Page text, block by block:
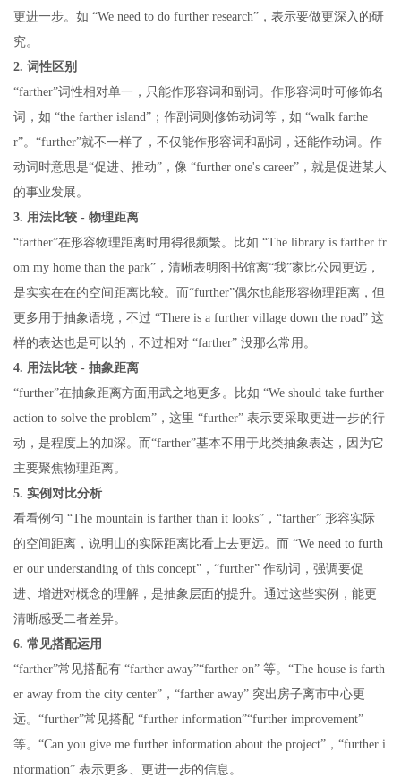
更进一步。如 “We need to do further research”，表示要做更深入的研
究。
2. 词性区别
“farther”词性相对单一，只能作形容词和副词。作形容词时可修饰名
词，如 “the farther island”；作副词则修饰动词等，如 “walk farthe
r”。“further”就不一样了，不仅能作形容词和副词，还能作动词。作
动词时意思是“促进、推动”，像 “further one's career”，就是促进某人
的事业发展。
3. 用法比较 - 物理距离
“farther”在形容物理距离时用得很频繁。比如 “The library is farther fr
om my home than the park”，清晰表明图书馆离“我”家比公园更远，
是实实在在的空间距离比较。而“further”偶尔也能形容物理距离，但
更多用于抽象语境，不过 “There is a further village down the road” 这
样的表达也是可以的，不过相对 “farther” 没那么常用。
4. 用法比较 - 抽象距离
“further”在抽象距离方面用武之地更多。比如 “We should take further
action to solve the problem”，这里 “further” 表示要采取更进一步的行
动，是程度上的加深。而“farther”基本不用于此类抽象表达，因为它
主要聚焦物理距离。
5. 实例对比分析
看看例句 “The mountain is farther than it looks”，“farther” 形容实际
的空间距离，说明山的实际距离比看上去更远。而 “We need to furth
er our understanding of this concept”，“further” 作动词，强调要促
进、增进对概念的理解，是抽象层面的提升。通过这些实例，能更
清晰感受二者差异。
6. 常见搭配运用
“farther”常见搭配有 “farther away”“farther on” 等。“The house is farth
er away from the city center”，“farther away” 突出房子离市中心更
远。“further”常见搭配 “further information”“further improvement”
等。“Can you give me further information about the project”，“further i
nformation” 表示更多、更进一步的信息。